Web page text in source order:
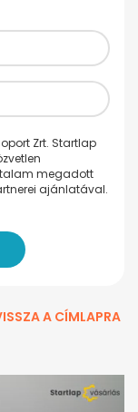
Zrt. Startlap
megadott
ajánlatával.
A CÍMLAPRA